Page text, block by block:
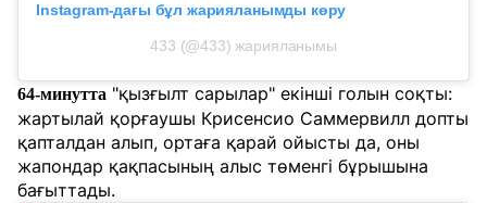
Instagram-дағы бұл жарияланымды көру
433 (@433) жарияланымы
64-минутта "қызғылт сарылар" екінші голын соқты:
жартылай қорғаушы Крисенсио Саммервилл допты
қапталдан алып, ортаға қарай ойысты да, оны
жапондар қақпасының алыс төменгі бұрышына
бағыттады.